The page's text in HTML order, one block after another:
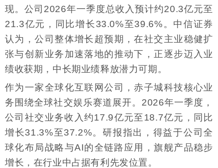
现。公司2026年一季度总收入预计约20.3亿元至
21.3亿元，同比增长33.0%至39.6%。中信证券
认为，公司整体增长超预期，在社交主业稳健扩
张与创新业务加速落地的推动下，正逐步迈入业
绩收获期，中长期业绩释放潜力可期。
作为一家全球化互联网公司，赤子城科技核心业
务围绕全球社交娱乐赛道展开。2026年一季度，
公司社交业务收入约17.9亿元至18.7亿元，同比
增长31.3%至37.2%。研报指出，得益于公司全
球化布局战略与AI的全链路应用，旗舰产品稳步
增长，在行业中占据有利先发位置。